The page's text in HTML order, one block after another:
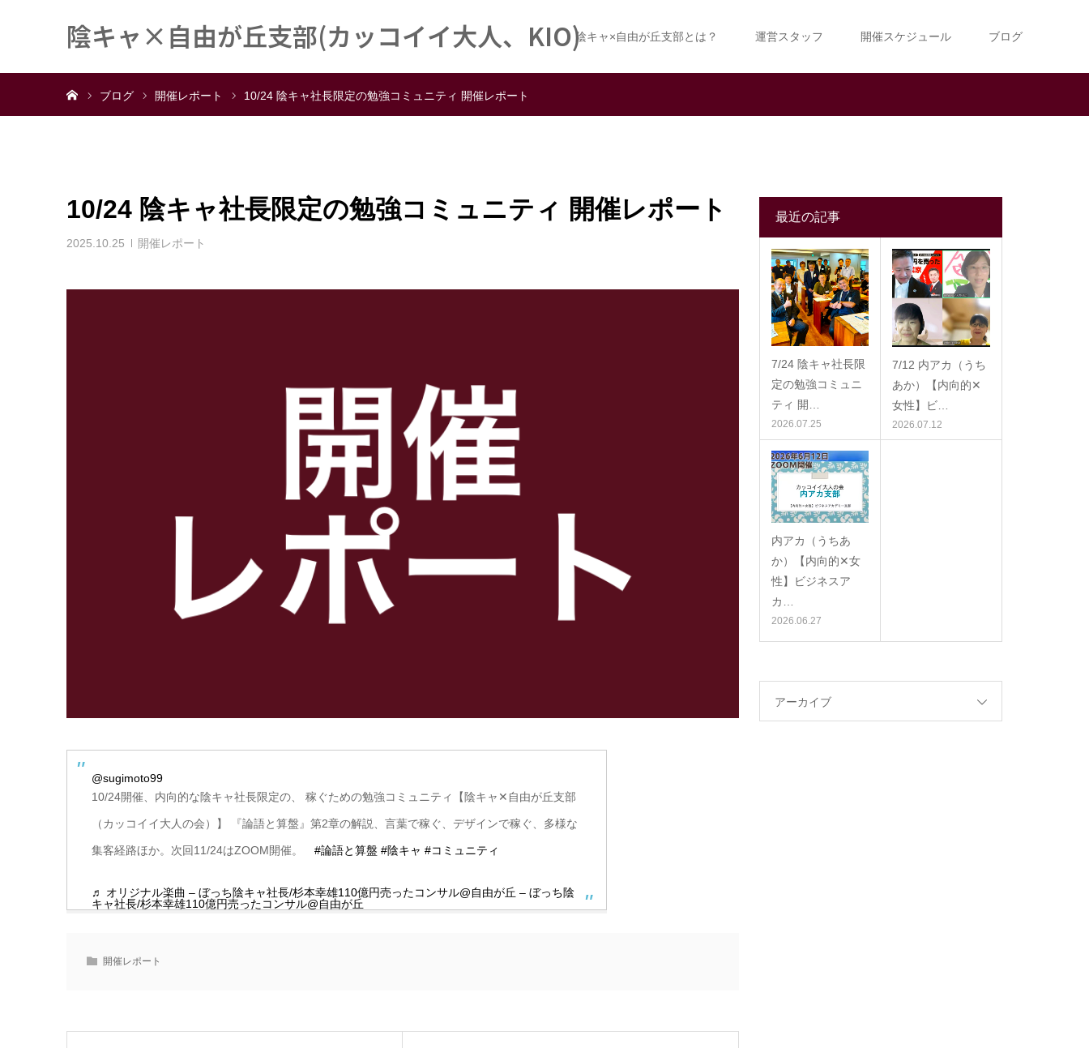
陰キャ×自由が丘支部(カッコイイ大人、KIO)陰キャ×自由が丘支部とは？ 運営スタッフ 開催スケジュール ブログ
ブログ 開催レポート 10/24 陰キャ社長限定の勉強コミュニティ 開催レポート
10/24 陰キャ社長限定の勉強コミュニティ 開催レポート
2025.10.25 開催レポート
@sugimoto99
10/24開催、内向的な陰キャ社長限定の、 稼ぐための勉強コミュニティ【陰キャ✕自由が丘支部
（カッコイイ大人の会）】 『論語と算盤』第2章の解説、言葉で稼ぐ、デザインで稼ぐ、多様な
集客経路ほか。次回11/24はZOOM開催。 #論語と算盤 #陰キャ #コミュニティ
♬ オリジナル楽曲 – ぼっち陰キャ社長/杉本幸雄110億円売ったコンサル@自由が丘 – ぼっち陰
キャ社長/杉本幸雄110億円売ったコンサル@自由が丘
開催レポート
最近の記事
7/24 陰キャ社長限
定の勉強コミュニ
ティ 開…
2026.07.25
7/12 内アカ（うち
あか）【内向的✕
女性】ビ…
2026.07.12
内アカ（うちあ
か）【内向的✕女
性】ビジネスア
カ…
2026.06.27
アーカイブ